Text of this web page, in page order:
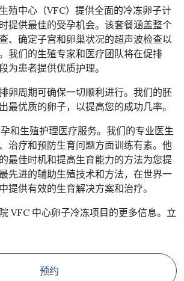
殖中心（VFC）提供全面的冷冻卵子计
提供最佳的受孕机会。该套餐涵盖整个
、确定子宫和卵巢状况的超声波检查以
我们的生殖专家和医疗团队将在促排
为患者提供优质护理。
卵周期可确保一切顺利进行。我们的胚
最优质的卵子，以提高您的成功几率。
和生殖护理医疗服务。我们的专业医生
治疗和预防生育问题方面训练有素。他
最佳时机和提高生育能力的方法为您提
先进的辅助生殖技术和方法，在世界一
提供有效的生育解决方案和治疗。
VFC 中心卵子冷冻项目的更多信息。立
预约